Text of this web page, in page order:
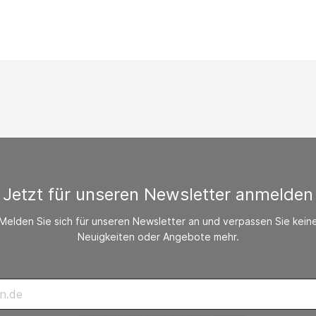
Jetzt für unseren Newsletter anmelden
Sie sich für unseren Newsletter an und verpassen Sie
Neuigkeiten oder Angebote mehr.